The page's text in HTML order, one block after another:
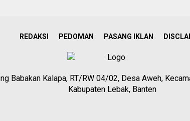
REDAKSI PEDOMAN PASANG IKLAN
Babakan Kalapa, RT/RW 04/02, Desa Aweh,
Kabupaten Lebak, Banten